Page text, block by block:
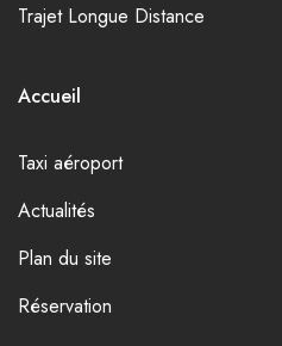
Trajet Longue Distance
Accueil
Taxi aéroport
Actualités
Plan du site
Réservation